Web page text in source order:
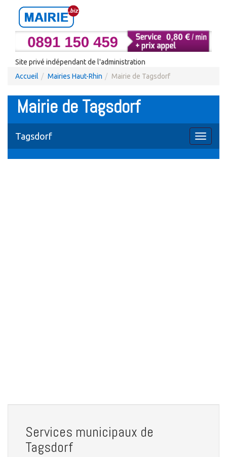
Site privé indépendant de l'administration
Accueil
Mairies Haut-Rhin Mairie de Tagsdorf
Mairie de Tagsdorf
Toggle
Tagsdorf
Services municipaux de
Tagsdorf